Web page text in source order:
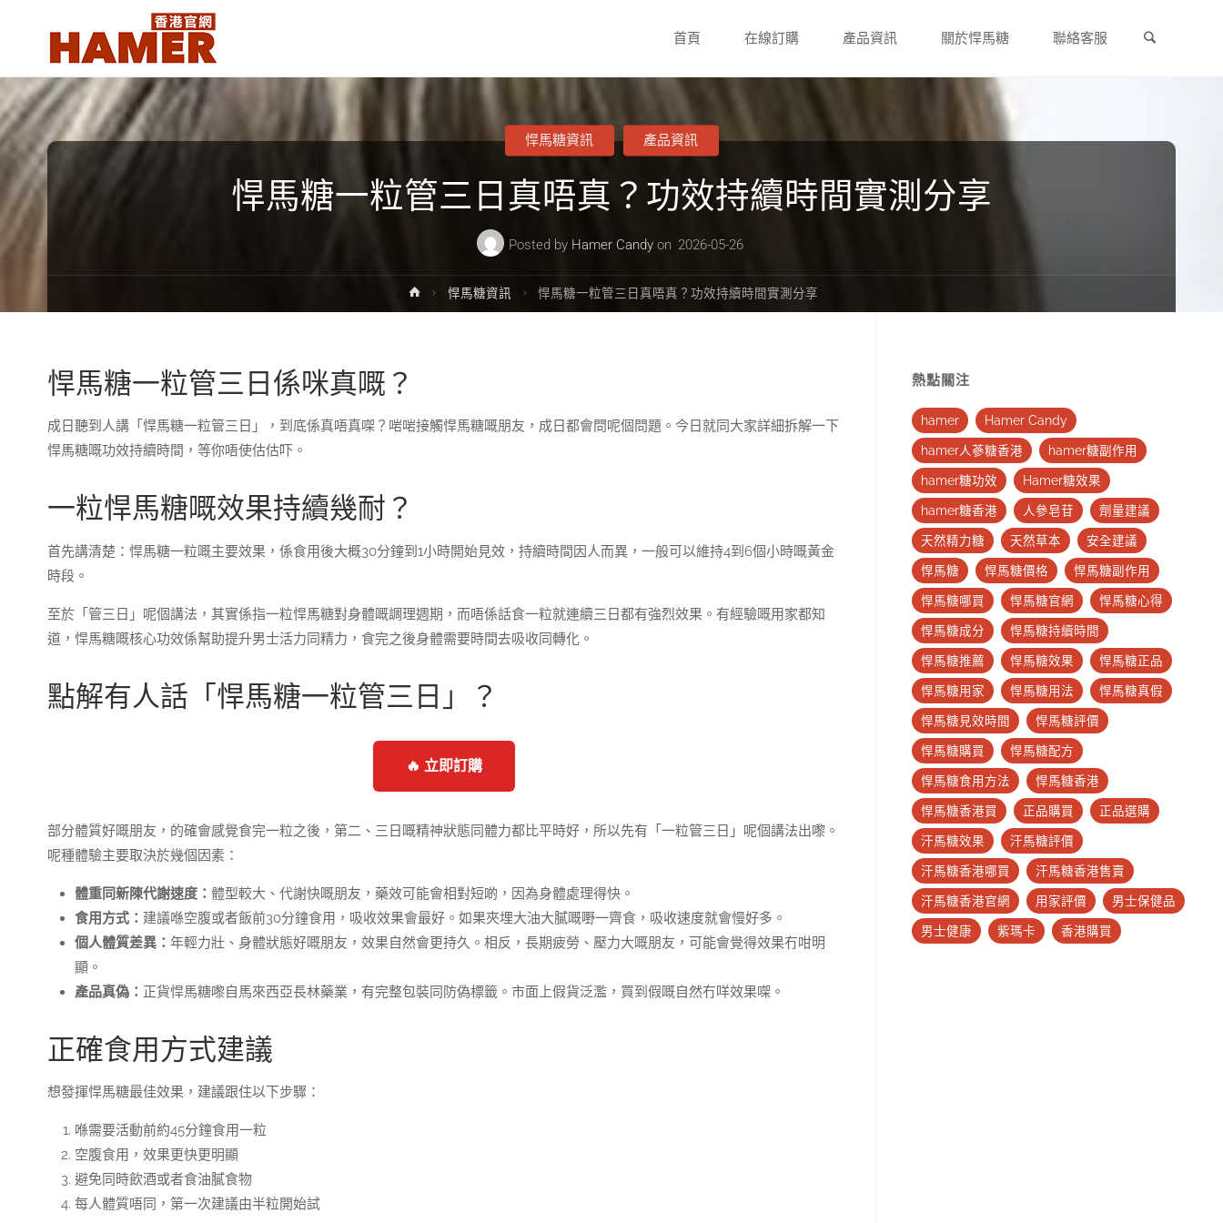
香
網
Candy
Hong
Kong
首頁 在線訂購 產品資訊 關於悍馬糖 聯絡客服
悍馬糖一粒管三日真唔真？功效持續時間實測分享
Posted by Hamer Candy on 2026-05-26
悍馬糖資訊 產品資訊
Home悍馬糖資訊 悍馬糖一粒管三日真唔真？功效持續時間實測分享
悍馬糖一粒管三日係咪真嘅？
成日聽到人講「悍馬糖一粒管三日」，到底係真唔真㗎？啱啱接觸悍馬糖嘅朋友，成日都會問呢個問題。今日就同大家詳細拆解一下
悍馬糖嘅功效持續時間，等你唔使估估吓。
一粒悍馬糖嘅效果持續幾耐？
首先講清楚：悍馬糖一粒嘅主要效果，係食用後大概30分鐘到1小時開始見效，持續時間因人而異，一般可以維持4到6個小時嘅黃金
時段。
至於「管三日」呢個講法，其實係指一粒悍馬糖對身體嘅調理週期，而唔係話食一粒就連續三日都有強烈效果。有經驗嘅用家都知
道，悍馬糖嘅核心功效係幫助提升男士活力同精力，食完之後身體需要時間去吸收同轉化。
點解有人話「悍馬糖一粒管三日」？
🔥 立即訂購
部分體質好嘅朋友，的確會感覺食完一粒之後，第二、三日嘅精神狀態同體力都比平時好，所以先有「一粒管三日」呢個講法出嚟。
呢種體驗主要取決於幾個因素：
體重同新陳代謝速度： 體型較大、代謝快嘅朋友，藥效可能會相對短啲，因為身體處理得快。
食用方式： 建議喺空腹或者飯前30分鐘食用，吸收效果會最好。如果夾埋大油大膩嘅嘢一齊食，吸收速度就會慢好多。
個人體質差異： 年輕力壯、身體狀態好嘅朋友，效果自然會更持久。相反，長期疲勞、壓力大嘅朋友，可能會覺得效果冇咁明
顯。
產品真偽： 正貨悍馬糖嚟自馬來西亞長林藥業，有完整包裝同防偽標籤。市面上假貨泛濫，買到假嘅自然冇咩效果㗎。
正確食用方式建議
想發揮悍馬糖最佳效果，建議跟住以下步驟：
喺需要活動前約45分鐘食用一粒
空腹食用，效果更快更明顯
避免同時飲酒或者食油膩食物
每人體質唔同，第一次建議由半粒開始試
熱點關注
hamer Hamer Candy
hamer人蔘糖香港 hamer糖副作用
hamer糖功效 Hamer糖效果
hamer糖香港 人參皂苷 劑量建議
天然精力糖 天然草本 安全建議
悍馬糖 悍馬糖價格 悍馬糖副作用
悍馬糖哪買 悍馬糖官網 悍馬糖心得
悍馬糖成分 悍馬糖持續時間
悍馬糖推薦 悍馬糖效果 悍馬糖正品
悍馬糖用家 悍馬糖用法 悍馬糖真假
悍馬糖見效時間 悍馬糖評價
悍馬糖購買 悍馬糖配方
悍馬糖食用方法 悍馬糖香港
悍馬糖香港買 正品購買 正品選購
汗馬糖效果 汗馬糖評價
汗馬糖香港哪買 汗馬糖香港售賣
汗馬糖香港官網 用家評價 男士保健品
男士健康 紫瑪卡 香港購買